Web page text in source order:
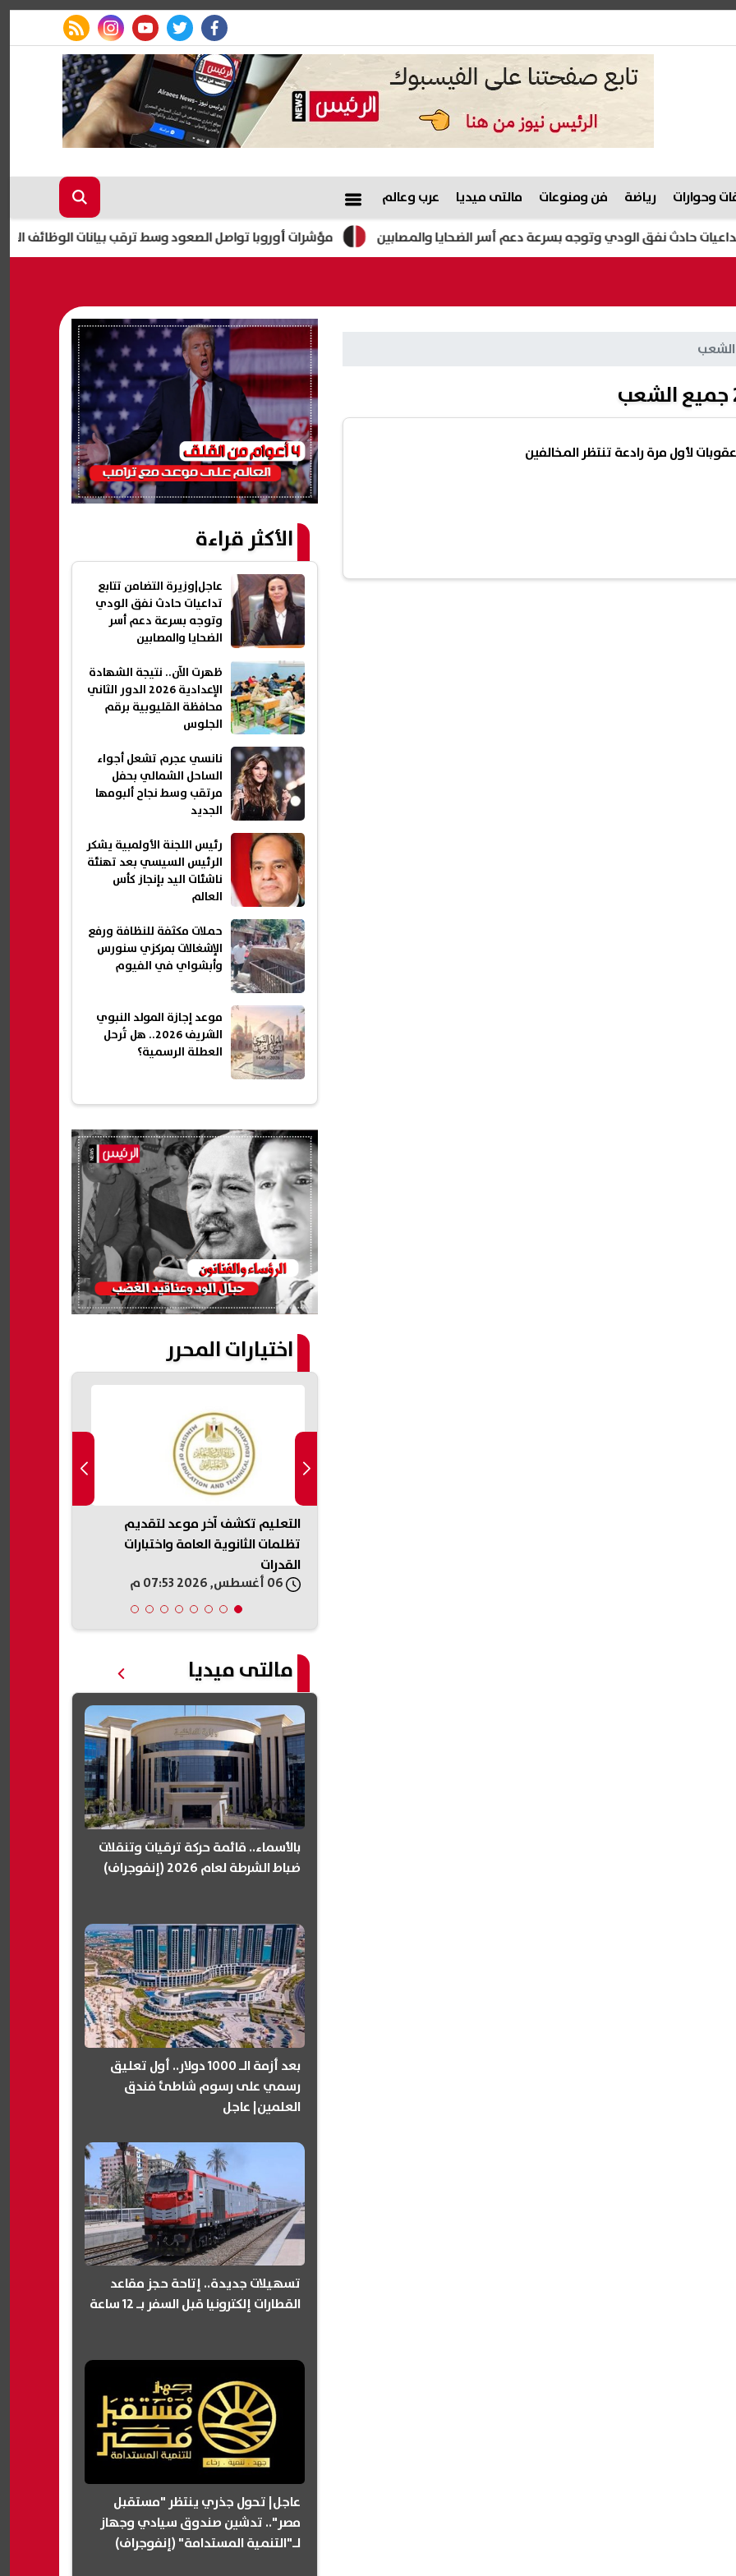
facebook
twitter
youtube
instagram
rss feed
وحوارات رياضة فن ومنوعات مالتى ميديا عرب وعالم
مؤشرات أوروبا تواصل الصعود وسط ترقب بيانات الوظائف الأمريكية نفق الودي وتوجه بسرعة دعم أسر الضحايا والمصابين
الأكثر قراءة
عاجل|وزيرة التضامن تتابع
تداعيات حادث نفق الودي
وتوجه بسرعة دعم أسر
الضحايا والمصابين
ظهرت الآن.. نتيجة الشهادة
الإعدادية 2026 الدور الثاني
محافظة القليوبية برقم
الجلوس
نانسي عجرم تشعل أجواء
الساحل الشمالي بحفل
مرتقب وسط نجاح ألبومها
الجديد
رئيس اللجنة الأولمبية يشكر
الرئيس السيسي بعد تهنئة
ناشئات اليد بإنجاز كأس
العالم
حملات مكثفة للنظافة ورفع
الإشغالات بمركزي سنورس
وأبشواي في الفيوم
موعد إجازة المولد النبوي
الشريف 2026.. هل تُرحل
العطلة الرسمية؟
اختيارات المحرر
التعليم تكشف آخر موعد لتقديم
تظلمات الثانوية العامة واختبارات
القدرات
مالتى ميديا
بالأسماء.. قائمة حركة ترقيات وتنقلات
ضباط الشرطة لعام 2026 (إنفوجراف)
بعد أزمة الـ 1000 دولار.. أول تعليق
رسمي على رسوم شاطئ فندق
العلمين| عاجل
تسهيلات جديدة.. إتاحة حجز مقاعد
القطارات إلكترونيا قبل السفر بـ 12 ساعة
عاجل| تحول جذري ينتظر "مستقبل
مصر".. تدشين صندوق سيادي وجهاز
لـ"التنمية المستدامة" (إنفوجراف)